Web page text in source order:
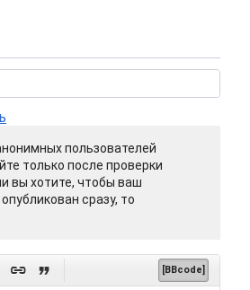
пользователей
только после проверки
вы хотите, чтобы ваш
сразу, то
  [BBcode]